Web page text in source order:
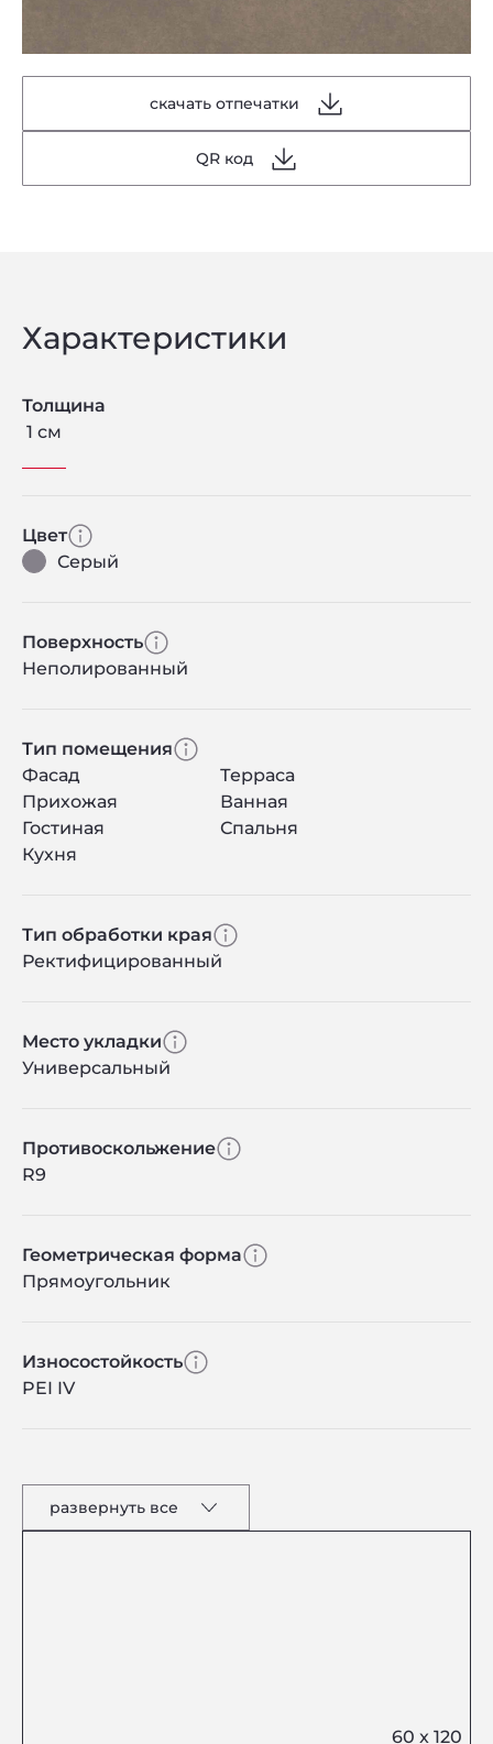
скачать отпечатки
QR код
Характеристики
Толщина
1 см
Цвет
Серый
Поверхность
Неполированный
Тип помещения
Фасад
Терраса
Прихожая
Ванная
Гостиная
Спальня
Кухня
Тип обработки края
Ректифицированный
Место укладки
Универсальный
Противоскольжение
R9
Геометрическая форма
Прямоугольник
Износостойкость
PEI IV
развернуть все